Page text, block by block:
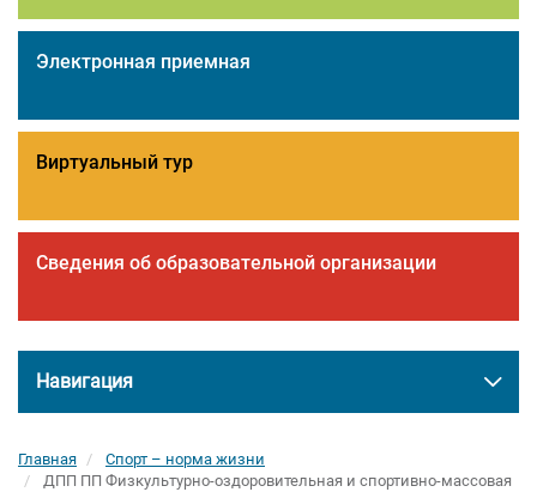
Электронная приемная
Виртуальный тур
Сведения об образовательной организации
Навигация
Главная
Спорт – норма жизни
ДПП ПП Физкультурно-оздоровительная и спортивно-массовая